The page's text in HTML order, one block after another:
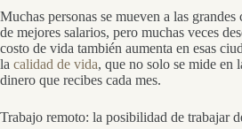
Muchas personas se mueven a las grandes
de mejores salarios, pero muchas veces
costo de vida también aumenta en esas
la calidad de vida, que no solo se mide en
dinero que recibes cada mes.
Trabajo remoto: la posibilidad de trabajar